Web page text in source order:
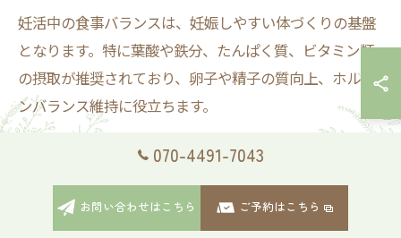
妊活中の食事バランスは、妊娠しやすい体づくりの基盤
となります。特に葉酸や鉄分、たんぱく質、ビタミン類
の摂取が推奨されており、卵子や精子の質向上、ホルモ
ンバランス維持に役立ちます。
の過剰摂取は控え、栄養バランスを考えた食事を心掛け
ましょう。食事改善は夫婦で取り組むことで、パートナ
070-4491-7043
お問い合わせはこちら ご予約はこちら